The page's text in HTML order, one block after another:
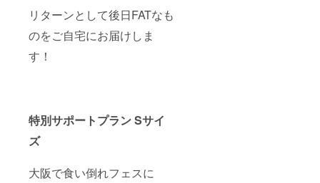
リターンとして後日FATなも
のをご自宅にお届けしま
す！
特別サポートプラン Sサイ
ズ
大阪で食い倒れフェスに